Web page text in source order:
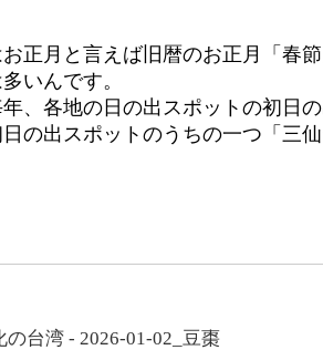
正月と言えば旧暦のお正月「春
いんです。
、各地の日の出スポットの初日
の出スポットのうちの一つ「三
の台湾 - 2026-01-02_豆棗